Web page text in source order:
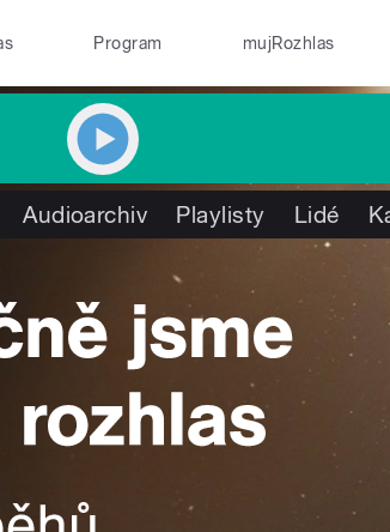
Program mujRozhlas
Audioarchiv Playlisty Lidé